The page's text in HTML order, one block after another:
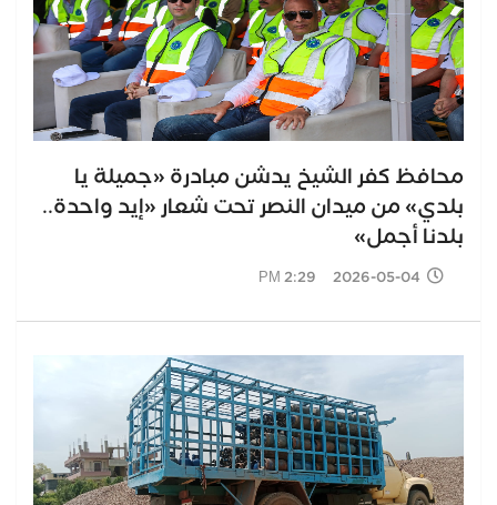
محافظ كفر الشيخ يدشن مبادرة «جميلة يا
بلدي» من ميدان النصر تحت شعار «إيد واحدة..
بلدنا أجمل»
2026-05-04 2:29 PM